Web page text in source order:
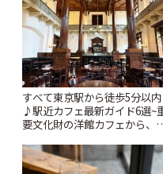
すべて東京駅から徒歩5分以内
♪駅近カフェ最新ガイド6選~
要文化財の洋館カフェから、
りっぷ